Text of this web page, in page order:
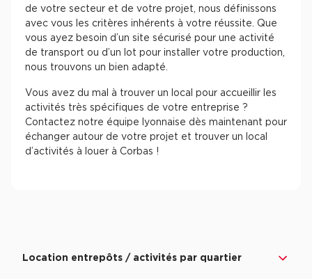
de votre secteur et de votre projet, nous définissons
avec vous les critères inhérents à votre réussite. Que
vous ayez besoin d’un site sécurisé pour une activité
de transport ou d’un lot pour installer votre production,
nous trouvons un bien adapté.
Vous avez du mal à trouver un local pour accueillir les
activités très spécifiques de votre entreprise ?
Contactez notre équipe lyonnaise dès maintenant pour
échanger autour de votre projet et trouver un local
d’activités à louer à Corbas !
Location entrepôts / activités par quartier